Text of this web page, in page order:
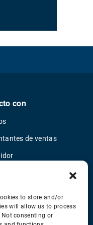
to store and/or
will allow us to process
consenting or
con
de ventas
OEM